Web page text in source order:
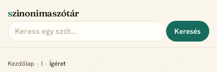
szinonimaszótár
Keresés
Kezdőlap › I › Ígéret